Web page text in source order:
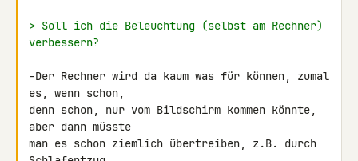
> Soll ich die Beleuchtung (selbst am Rechner)
verbessern?
-Der Rechner wird da kaum was für können, zumal
es, wenn schon,
denn schon, nur vom Bildschirm kommen könnte,
aber dann müsste
man es schon ziemlich übertreiben, z.B. durch